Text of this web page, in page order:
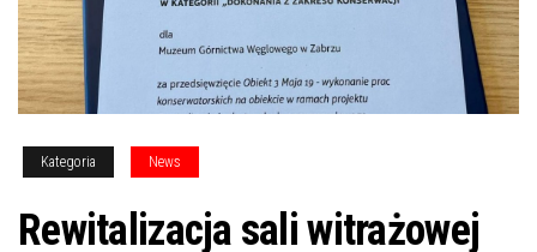
Kategoria News
Rewitalizacja sali witrażowej